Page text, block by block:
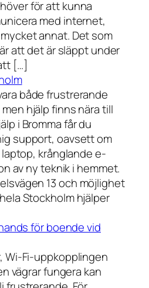
för att kunna
med internet,
annat. Det som
att det är släppt under
[…]
både frustrerande
hjälp finns nära till
i Bromma får du
support, oavsett om
krånglande e-
av ny teknik i hemmet.
13 och möjlighet
Stockholm hjälper
för boende vid
Wi-Fi-uppkopplingen
vägrar fungera kan